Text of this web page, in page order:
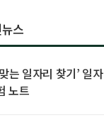
스
는 일자리 찾기’ 일자
노트